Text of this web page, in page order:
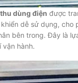
dùng điện được
dễ sử dụng, cho
bên trong. Đây là
vận hành.